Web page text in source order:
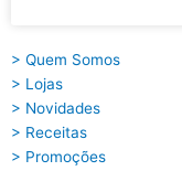
> Quem Somos
> Lojas
> Novidades
> Receitas
> Promoções